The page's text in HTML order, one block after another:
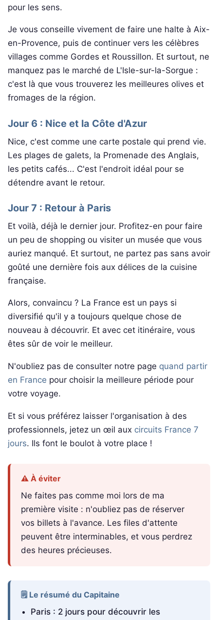
pour les sens.
Je vous conseille vivement de faire une halte à Aix-
en-Provence, puis de continuer vers les célèbres
villages comme Gordes et Roussillon. Et surtout, ne
manquez pas le marché de L'Isle-sur-la-Sorgue :
c'est là que vous trouverez les meilleures olives et
fromages de la région.
Jour 6 : Nice et la Côte d'Azur
Nice, c'est comme une carte postale qui prend vie.
Les plages de galets, la Promenade des Anglais,
les petits cafés... C'est l'endroit idéal pour se
détendre avant le retour.
Jour 7 : Retour à Paris
Et voilà, déjà le dernier jour. Profitez-en pour faire
un peu de shopping ou visiter un musée que vous
auriez manqué. Et surtout, ne partez pas sans avoir
goûté une dernière fois aux délices de la cuisine
française.
Alors, convaincu ? La France est un pays si
diversifié qu'il y a toujours quelque chose de
nouveau à découvrir. Et avec cet itinéraire, vous
êtes sûr de voir le meilleur.
N'oubliez pas de consulter notre page quand partir
en France pour choisir la meilleure période pour
votre voyage.
Et si vous préférez laisser l'organisation à des
professionnels, jetez un œil aux circuits France 7
jours. Ils font le boulot à votre place !
⚠️ À éviter
Ne faites pas comme moi lors de ma
première visite : n'oubliez pas de réserver
vos billets à l'avance. Les files d'attente
peuvent être interminables, et vous perdrez
des heures précieuses.
🗒️ Le résumé du Capitaine
Paris : 2 jours pour découvrir les